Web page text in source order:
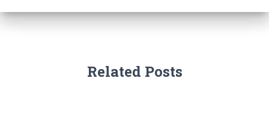
Related Posts